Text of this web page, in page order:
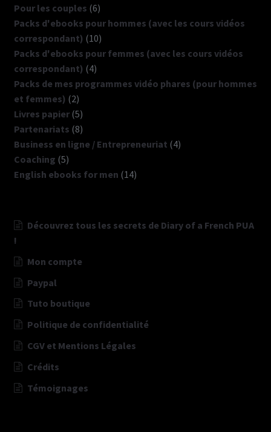
Pour les couples 66
produits
Packs d'ebooks pour hommes (avec les cours vidéos
correspondant) 1010
produits
Packs d'ebooks pour femmes (avec les cours vidéos
correspondant) 44
produits
Packs de mes programmes vidéo phares (pour hommes
et femmes) 22
produits
Livres papier 55
produits
Partenariats 88
produits
Business en ligne / Entrepreneuriat 44
Coaching 55
produits
English ebooks for men 1414
Découvrez tous les secrets de Diary of a French PUA
!
Mon compte
Paypal
Tuto boutique
Politique de confidentialité
CGV et Mentions Légales
Crédits
Témoignages